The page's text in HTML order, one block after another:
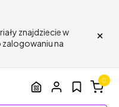
znajdziecie w
zalogowaniu na
×
0